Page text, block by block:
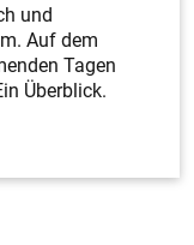
und
Auf dem
Tagen
Überblick.